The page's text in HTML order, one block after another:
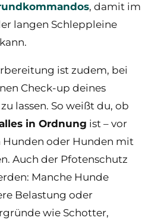
, damit im
langen Schleppleine
ist zudem, bei
Check-up deines
lassen. So weißt du, ob
in Ordnung ist – vor
Hunden oder Hunden mit
Auch der Pfotenschutz
Manche Hunde
Belastung oder
wie Schotter,